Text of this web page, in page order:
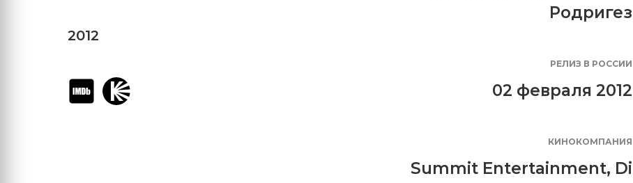
2012
Родригез
РЕЛИЗ В РОССИИ
02 февраля 2012
КИНОКОМПАНИЯ
Summit Entertainment, Di